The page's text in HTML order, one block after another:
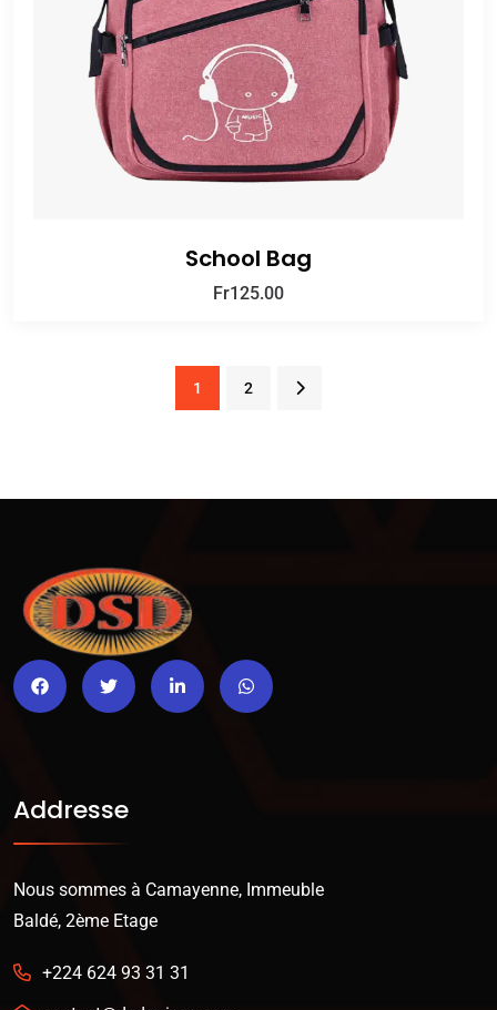
School Bag
Fr125.00
1 2
Addresse
Nous sommes à Camayenne, Immeuble
Baldé, 2ème Etage
+224 624 93 31 31